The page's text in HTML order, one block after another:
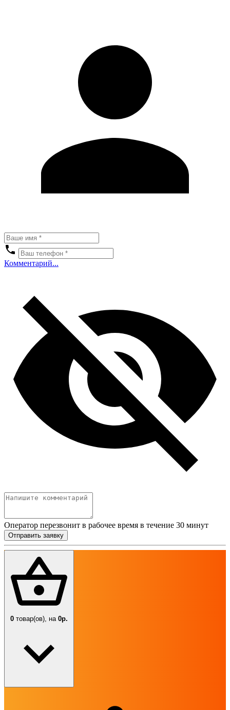
Комментарий...
Оператор перезвонит в рабочее время в течение 30 минут
Отправить заявку
0 товар(ов), на 0р.